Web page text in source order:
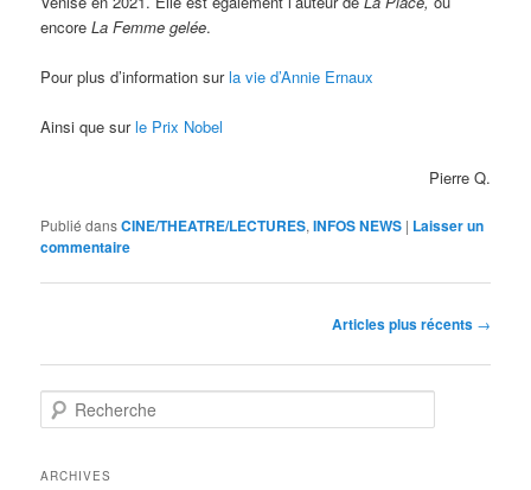
encoreLa Femme gelée.
Pour plus d’information surla vie d’Annie Ernaux
Ainsi que surle Prix Nobel
Pierre Q.
Publié dansCINE/THEATRE/LECTURES,INFOS NEWS | Laisser un
commentaire
articles
Articles plus récents →
e
h
ARCHIVES